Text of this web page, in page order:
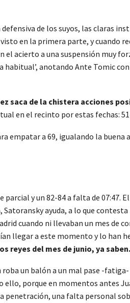
de los suyos, las claras
en la primera parte, y cuando
acierto a una suspensión muy
habitual’, anotando Ante Tomic
saca de la chistera acciones
en el recinto por estas fechas:
empatar a 69, igualando la
y un 82-84 a falta de 07:47.
ayuda, a lo que
cuando ni llevaban un mes de
llegar a este momento y lo han
reyes del mes de junio, ya
un balón a un mal pase -
porque en momentos antes
penetración, una falta personal